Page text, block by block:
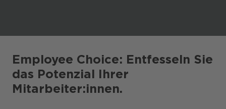
Employee Choice: Entfesseln Sie
das Potenzial Ihrer
Mitarbeiter:innen.